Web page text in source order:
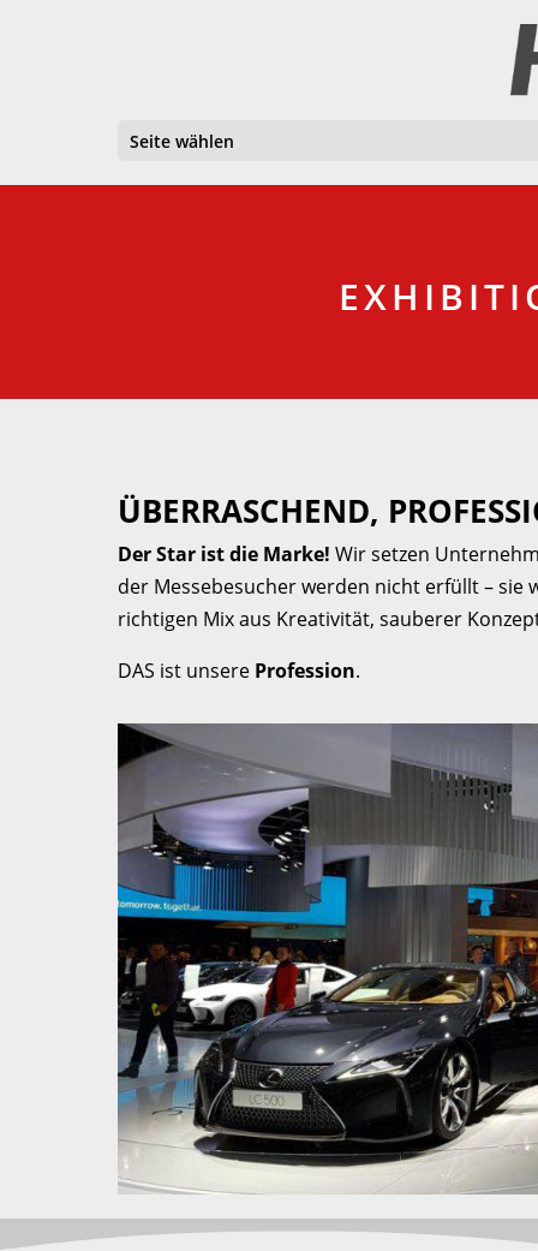
Seite wählen
ÜBERRASCHEND,
Der Star ist die Marke! Wir setzen
der Messebesucher werden nicht erfüllt –
richtigen Mix aus Kreativität, sauberer
DAS ist unsere Profession.